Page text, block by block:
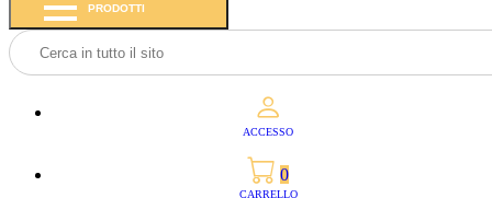
PRODOTTI
ACCESSO
0
CARRELLO